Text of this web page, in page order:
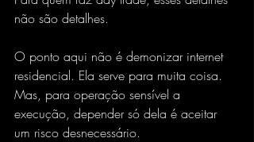
não são detalhes.
O ponto aqui não é demonizar internet
residencial. Ela serve para muita coisa.
Mas, para operação sensível a
execução, depender só dela é aceitar
um risco desnecessário.